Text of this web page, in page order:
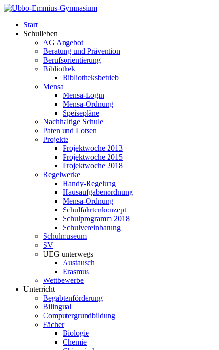
Start
Schulleben
AG Angebot
Beratung und Prävention
Berufsorientierung
Bibliothek
Bibliotheksbetrieb
Mensa
Mensa-Login
Mensa-Ordnung
Speisepläne
Nachhaltige Schule
Paten und Lotsen
Projekte
Projektwoche 2013
Projektwoche 2015
Projektwoche 2018
Regelwerke
Handy-Regelung
Hausaufgabenordnung
Mensa-Ordnung
Schulfahrtenkonzept
Schulprogramm 2018
Schulvereinbarung
Schulmuseum
SV
UEG unterwegs
Austausch
Erasmus
Wettbewerbe
Unterricht
Begabtenförderung
Bilingual
Computergrundbildung
Fächer
Biologie
Chemie